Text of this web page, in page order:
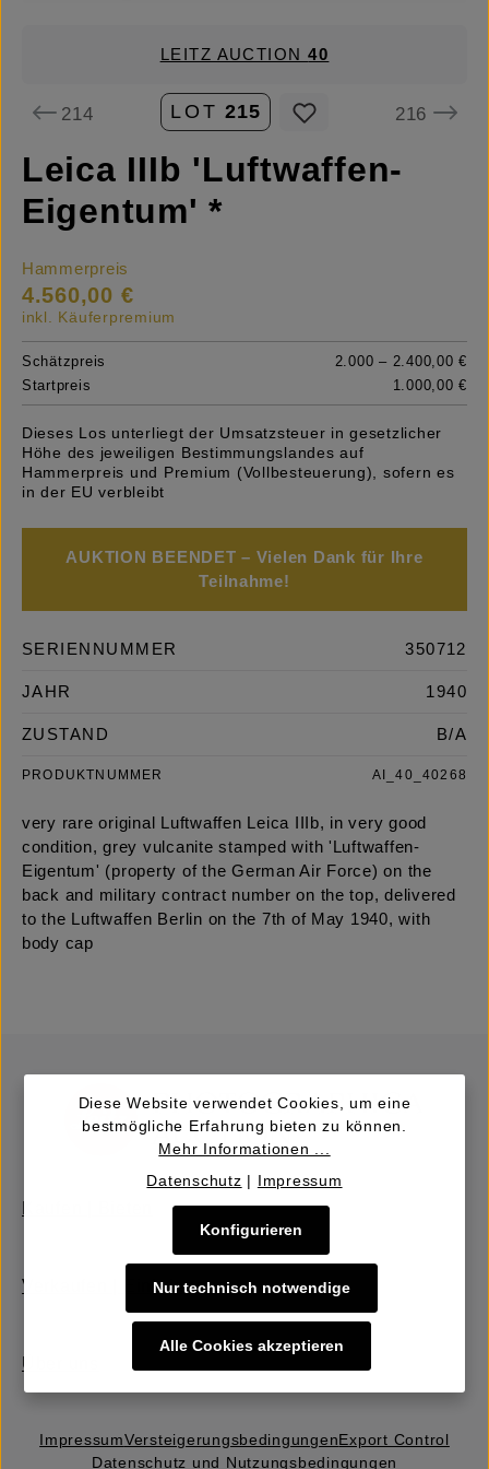
LEITZ AUCTION40
214 LOT 215 216
Leica IIIb 'Luftwaffen-
Eigentum' *
Hammerpreis
4.560,00 €
inkl. Käuferpremium
Schätzpreis
2.000 – 2.400,00 €
Startpreis
1.000,00 €
Dieses Los unterliegt der Umsatzsteuer in gesetzlicher
Höhe des jeweiligen Bestimmungslandes auf
Hammerpreis und Premium (Vollbesteuerung), sofern es
in der EU verbleibt
AUKTION BEENDET – Vielen Dank für Ihre
Teilnahme!
SERIENNUMMER 350712
JAHR 1940
ZUSTAND B/A
PRODUKTNUMMER AI_40_40268
very rare original Luftwaffen Leica IIIb, in very good
condition, grey vulcanite stamped with 'Luftwaffen-
Eigentum' (property of the German Air Force) on the
back and military contract number on the top, delivered
to the Luftwaffen Berlin on the 7th of May 1940, with
body cap
Verkaufen | Einbringen
Über uns
ImpressumVersteigerungs­bedingungenExport Control
Datenschutz und Nutzungsbedingungen
Diese Website verwendet Cookies, um eine
bestmögliche Erfahrung bieten zu können.
Mehr Informationen ...
Datenschutz | Impressum
Nur technisch notwendige
Konfigurieren
Alle Cookies akzeptieren